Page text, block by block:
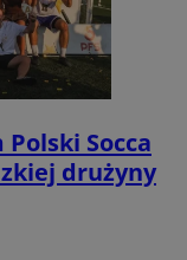
Socca
drużyny